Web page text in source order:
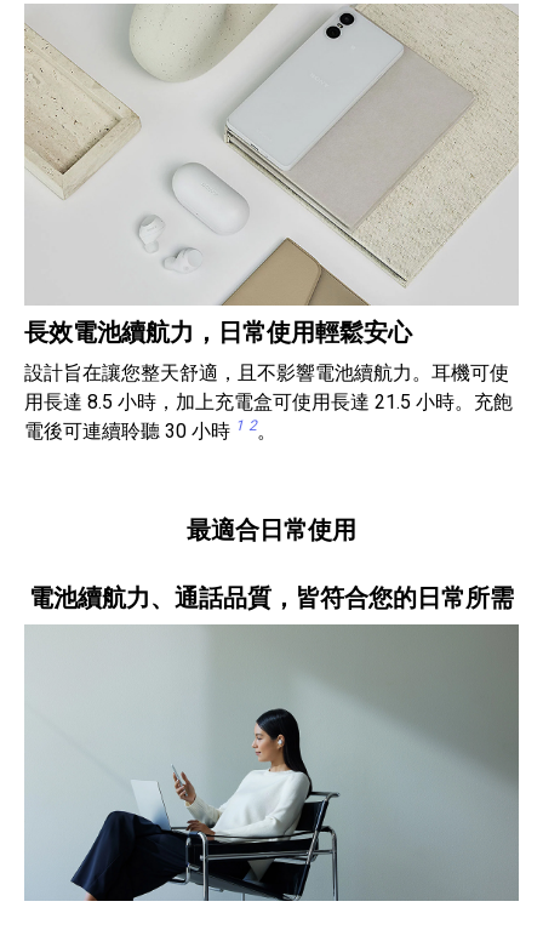
長效電池續航力，日常使用輕鬆安心
設計旨在讓您整天舒適，且不影響電池續航力。耳機可使
用長達 ​​8.5 小時，加上充電盒可使用長達 ​​21.5 小時。充飽
電後可連續聆聽 30 小時 1 2。
最適合日常使用
電池續航力、通話品質，皆符合您的日常所需